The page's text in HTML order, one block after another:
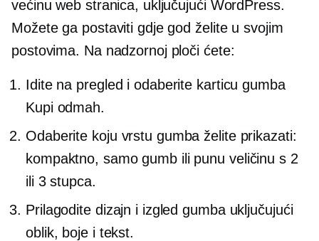
većinu web stranica, uključujući WordPress.
Možete ga postaviti gdje god želite u svojim
postovima. Na nadzornoj ploči ćete:
Idite na pregled i odaberite karticu gumba
Kupi odmah.
Odaberite koju vrstu gumba želite prikazati:
kompaktno, samo gumb ili punu veličinu s 2
ili 3 stupca.
Prilagodite dizajn i izgled gumba uključujući
oblik, boje i tekst.